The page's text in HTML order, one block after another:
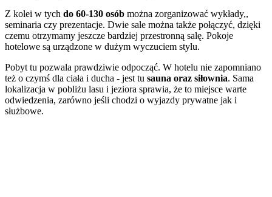
Z kolei w tych do 60-130 osób można zorganizować wykłady,,
seminaria czy prezentacje. Dwie sale można także połączyć, dzięki
czemu otrzymamy jeszcze bardziej przestronną salę. Pokoje
hotelowe są urządzone w dużym wyczuciem stylu.
Pobyt tu pozwala prawdziwie odpocząć. W hotelu nie zapomniano
też o czymś dla ciała i ducha - jest tu sauna oraz siłownia. Sama
lokalizacja w pobliżu lasu i jeziora sprawia, że to miejsce warte
odwiedzenia, zarówno jeśli chodzi o wyjazdy prywatne jak i
służbowe.